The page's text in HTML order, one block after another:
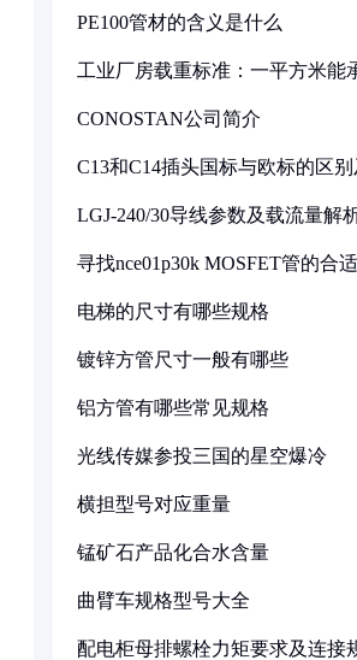
PE100管材的含义是什么
工业厂房载重标准：一平方米能
CONOSTAN公司简介
C13和C14插头国标与欧标的区别
LGJ-240/30导线参数及载流量解
寻找nce01p30k MOSFET管的合
电梯的尺寸有哪些规格
镀锌方管尺寸一般有哪些
铝方管有哪些常见规格
光线传媒参投三国的星空爆冷
横担型号对应重量
锰矿石产品化合水含量
曲臂车规格型号大全
配电柜母排螺栓力矩要求及连接